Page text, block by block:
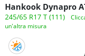
Hankook Dynapro
245/65 R17 T (111)
un'altra misura